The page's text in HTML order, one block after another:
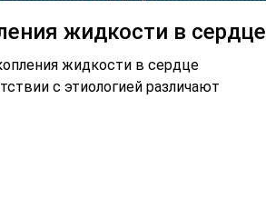
жидкости в сердце
жидкости в сердце
с этиологией различают